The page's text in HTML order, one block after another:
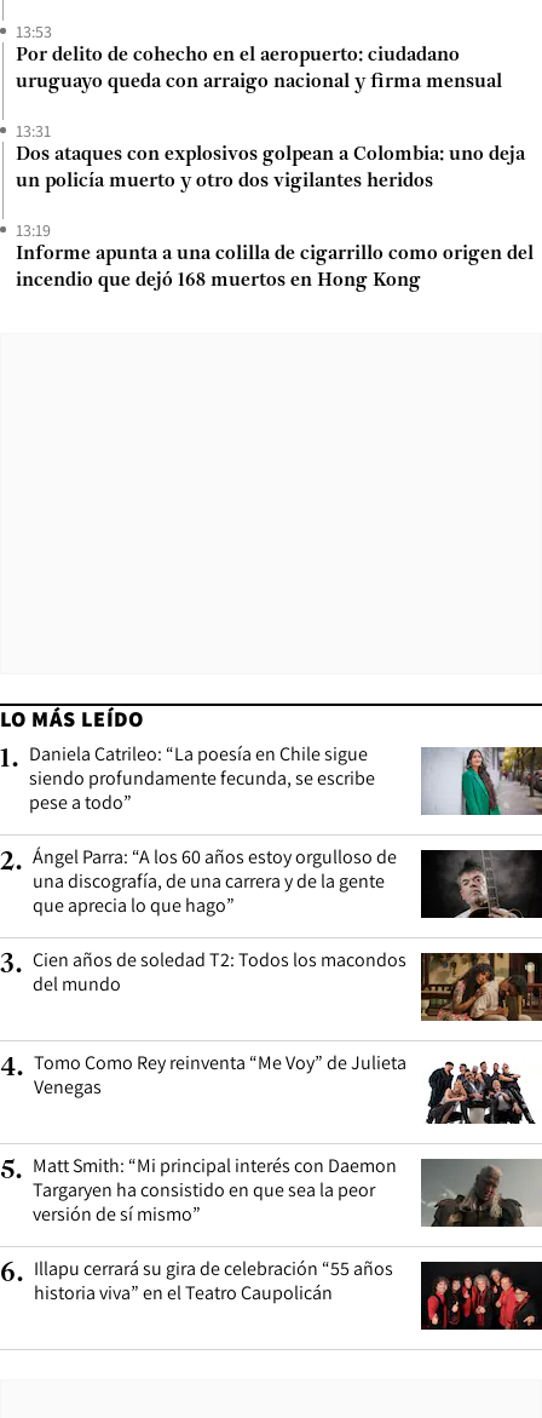
13:53
Por delito de cohecho en el aeropuerto: ciudadano
uruguayo queda con arraigo nacional y firma mensual
13:31
Dos ataques con explosivos golpean a Colombia: uno deja
un policía muerto y otro dos vigilantes heridos
13:19
Informe apunta a una colilla de cigarrillo como origen del
incendio que dejó 168 muertos en Hong Kong
LO MÁS LEÍDO
1. Daniela Catrileo: “La poesía en Chile sigue
siendo profundamente fecunda, se escribe
pese a todo”
2. Ángel Parra: “A los 60 años estoy orgulloso de
una discografía, de una carrera y de la gente
que aprecia lo que hago”
3. Cien años de soledad T2: Todos los macondos
del mundo
4. Tomo Como Rey reinventa “Me Voy” de Julieta
Venegas
5. Matt Smith: “Mi principal interés con Daemon
Targaryen ha consistido en que sea la peor
versión de sí mismo”
6. Illapu cerrará su gira de celebración “55 años
historia viva” en el Teatro Caupolicán